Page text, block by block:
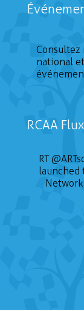
national
RCAA
RT
launched